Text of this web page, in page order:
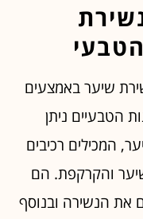
שיער באמצעים
הטבעיים ניתן
המכילים רכיבים
והקרקפת. הם
את הנשירה ובנוסף